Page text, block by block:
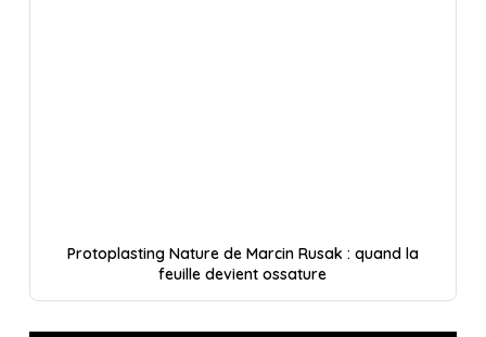
Protoplasting Nature de Marcin Rusak : quand la
feuille devient ossature